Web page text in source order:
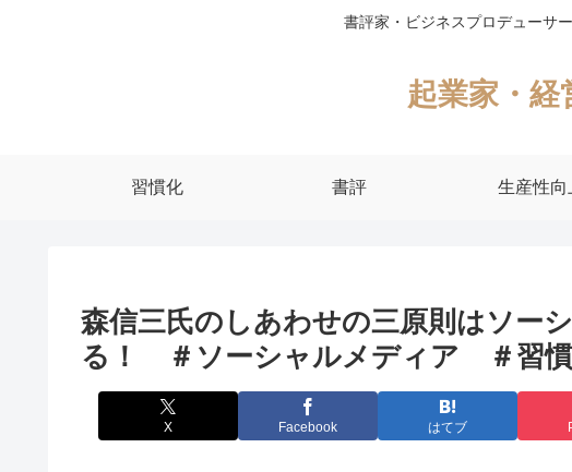
書評家・ビジネスプロデューサ
起業家・経
習慣化 書評 生産性向
森信三氏のしあわせの三原則はソー
る！ ＃ソーシャルメディア ＃習
X Facebook はてブ